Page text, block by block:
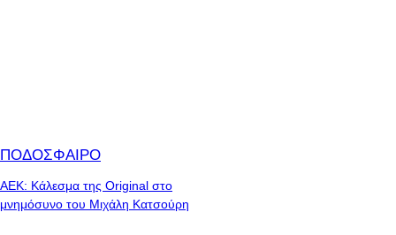
ΠΟΔΟΣΦΑΙΡΟ
ΑΕΚ: Κάλεσμα της Original στο
μνημόσυνο του Μιχάλη Κατσούρη